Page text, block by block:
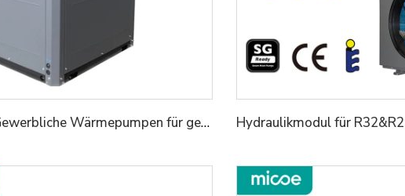
micoe R290 Gewerbliche Wärmepumpen für gewerbliche und industrielle Anwendungen mit Smart-WiFi-Steuerelementen l50KW/75KW/100KW